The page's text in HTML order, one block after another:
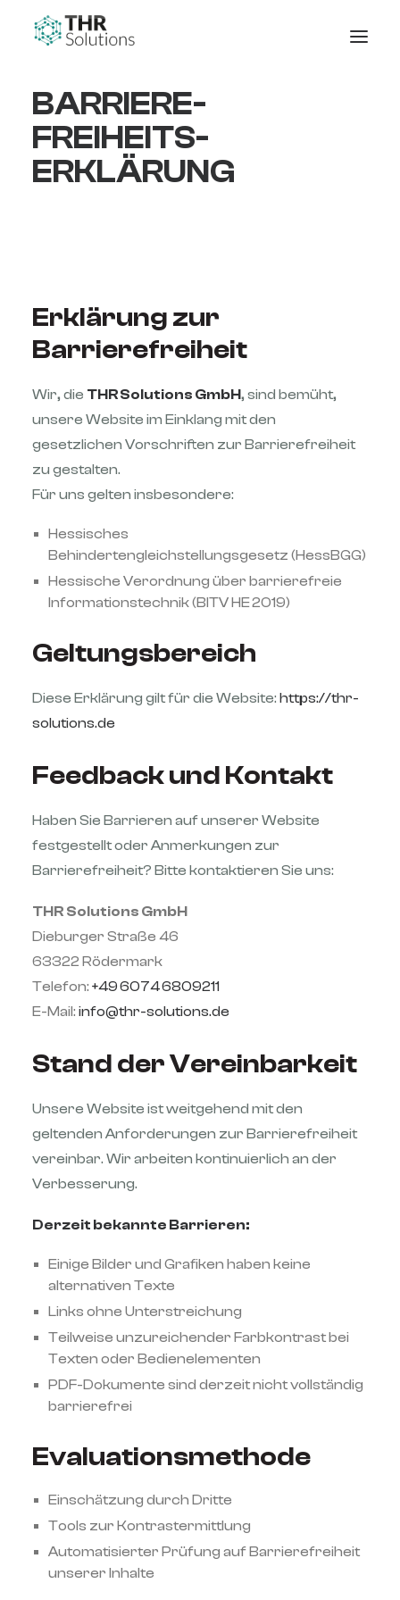
BARRIERE­
FREIHEITS­
ERKLÄRUNG
Erklärung zur
Barrierefreiheit
Wir, die THR Solutions GmbH, sind bemüht,
unsere Website im Einklang mit den
gesetzlichen Vorschriften zur Barrierefreiheit
zu gestalten.
Für uns gelten insbesondere:
Hessisches
Behindertengleichstellungsgesetz (HessBGG)
Hessische Verordnung über barrierefreie
Informationstechnik (BITV HE 2019)
Geltungsbereich
Diese Erklärung gilt für die Website: https://thr-
solutions.de
Feedback und Kontakt
Haben Sie Barrieren auf unserer Website
festgestellt oder Anmerkungen zur
Barrierefreiheit? Bitte kontaktieren Sie uns:
THR Solutions GmbH
Dieburger Straße 46
63322 Rödermark
Telefon: +49 6074 6809211
E-Mail: info@thr-solutions.de
Stand der Vereinbarkeit
Unsere Website ist weitgehend mit den
geltenden Anforderungen zur Barrierefreiheit
vereinbar. Wir arbeiten kontinuierlich an der
Verbesserung.
Derzeit bekannte Barrieren:
Einige Bilder und Grafiken haben keine
alternativen Texte
Links ohne Unterstreichung
Teilweise unzureichender Farbkontrast bei
Texten oder Bedienelementen
PDF-Dokumente sind derzeit nicht vollständig
barrierefrei
Evaluationsmethode
Einschätzung durch Dritte
Tools zur Kontrastermittlung
Automatisierter Prüfung auf Barrierefreiheit
unserer Inhalte